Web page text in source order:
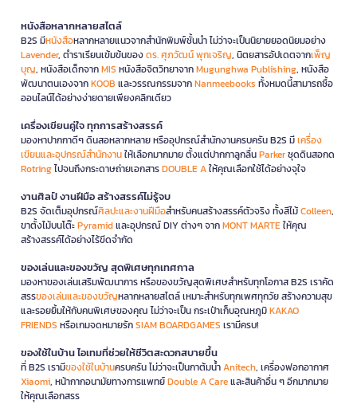
หนังสือหลากหลายสไตล์
B2S มีหนังสือหลากหลายแนวจากสำนักพิมพ์ชั้นนำ ไม่ว่าจะเป็นนิยายยอดนิยมอย่าง
Lavender, ตำราเรียนเข้มข้นของดร. ศุภวัฒน์ พุกเจริญ, นิตยสารอัปเดตจากเพ็ญ
บุญ, หนังสือเด็กจากMIS หนังสือจิตวิทยาจากMugunghwa Publishing, หนังสือ
พัฒนาตนเองจากKOOB และวรรณกรรมจากNanmeebooks ทั้งหมดนี้สามารถซื้อ
ออนไลน์ได้อย่างง่ายดายเพียงคลิกเดียว
เครื่องเขียนคู่ใจ ทุกการสร้างสรรค์
มองหาปากกาดีๆ ดินสอหลากหลาย หรืออุปกรณ์สำนักงานครบครัน B2S มีเครื่อง
เขียนและอุปกรณ์สำนักงานให้เลือกมากมาย ตั้งแต่ปากกาลูกลื่นParkerชุดดินสอกด
Rotringไปจนถึงกระดาษถ่ายเอกสารDOUBLE Aให้คุณเลือกใช้ได้อย่างจุใจ
งานศิลป์ งานฝีมือ สร้างสรรค์ไม่รู้จบ
B2S จัดเต็มอุปกรณ์ศิลปะและงานฝีมือสำหรับคนสร้างสรรค์ตัวจริง ทั้งสีไม้Colleen,
ขาตั้งไม้บนโต๊ะPyramidและอุปกรณ์ DIY ต่างๆ จากMONT MARTEให้คุณ
สร้างสรรค์ได้อย่างไร้ขีดจำกัด
ของเล่นและของขวัญ สุดพิเศษทุกเทศกาล
มองหาของเล่นเสริมพัฒนาการ หรือของขวัญสุดพิเศษสำหรับทุกโอกาส B2S เราคัด
สรรของเล่นและของขวัญหลากหลายสไตล์ เหมาะสำหรับทุกเพศทุกวัย สร้างความสุข
และรอยยิ้มให้กับคนพิเศษของคุณ ไม่ว่าจะเป็น กระเป๋าเก็บอุณหภูมิKAKAO
FRIENDS หรือเกมจดหมายรักSIAM BOARDGAMES เรามีครบ!
ของใช้ในบ้าน ไอเทมที่ช่วยให้ชีวิตสะดวกสบายขึ้น
ที่ B2S เรามีของใช้ในบ้านครบครัน ไม่ว่าจะเป็นกาต้มน้ำAnitech, เครื่องฟอกอากาศ
Xiaomi, หน้ากากอนามัยทางการแพทย์Double A Careและสินค้าอื่น ๆ อีกมากมาย
ให้คุณเลือกสรร